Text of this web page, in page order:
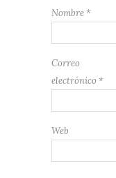
Nombre *
Correo
electrónico *
Web